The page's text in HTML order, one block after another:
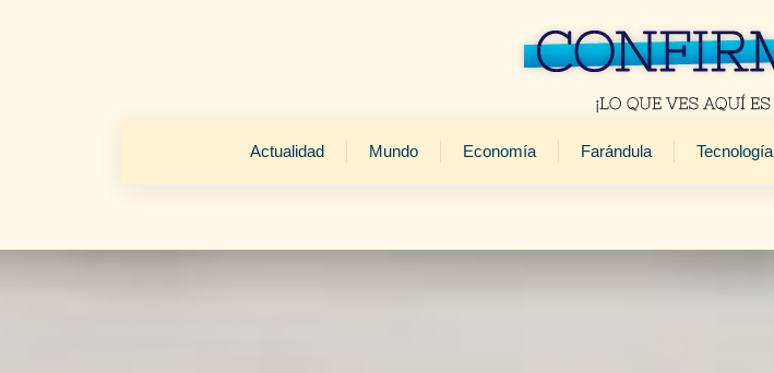
Actualidad Mundo Economía Farándula Tecnología